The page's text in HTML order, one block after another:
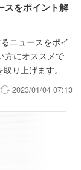
スをポイント解
ニュースをポイ
方にオススメで
り上げます。
2023/01/04 07:13